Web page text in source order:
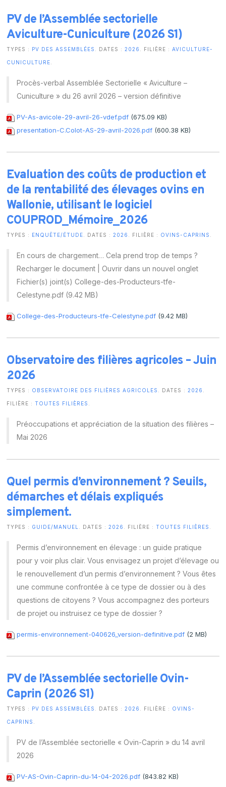
PV de l’Assemblée sectorielle
Aviculture-Cuniculture (2026 S1)
TYPES : PV DES ASSEMBLÉES . DATES :2026 . FILIÈRE :AVICULTURE-
CUNICULTURE
Procès-verbal Assemblée Sectorielle « Aviculture –
Cuniculture » du 26 avril 2026 – version définitive
PV-As-avicole-29-avril-26-vdef.pdf (675.09 KB)
presentation-C.Colot-AS-29-avril-2026.pdf (600.38 KB)
Evaluation des coûts de production et
de la rentabilité des élevages ovins en
Wallonie, utilisant le logiciel
COUPROD_Mémoire_2026
TYPES : ENQUÊTE/ÉTUDE . DATES :2026 . FILIÈRE : OVINS-CAPRINS
En cours de chargement… Cela prend trop de temps ?
Recharger le document | Ouvrir dans un nouvel onglet
Fichier(s) joint(s) College-des-Producteurs-tfe-
Celestyne.pdf (9.42 MB)
College-des-Producteurs-tfe-Celestyne.pdf (9.42 MB)
Observatoire des filières agricoles – Juin
2026
TYPES : OBSERVATOIRE DES FILIÈRES AGRICOLES . DATES :2026
FILIÈRE :TOUTES FILIÈRES
Préoccupations et appréciation de la situation des filières –
Mai 2026
Quel permis d’environnement ? Seuils,
démarches et délais expliqués
simplement.
TYPES : GUIDE/MANUEL . DATES :2026 . FILIÈRE :TOUTES FILIÈRES
Permis d’environnement en élevage : un guide pratique
pour y voir plus clair. Vous envisagez un projet d’élevage ou
le renouvellement d’un permis d’environnement ? Vous êtes
une commune confrontée à ce type de dossier ou à des
questions de citoyens ? Vous accompagnez des porteurs
de projet ou instruisez ce type de dossier ?
permis-environnement-040626_version-definitive.pdf (2 MB)
PV de l’Assemblée sectorielle Ovin-
Caprin (2026 S1)
TYPES : PV DES ASSEMBLÉES . DATES :2026 . FILIÈRE : OVINS-
CAPRINS
PV de l’Assemblée sectorielle « Ovin-Caprin » du 14 avril
2026
PV-AS-Ovin-Caprin-du-14-04-2026.pdf (843.82 KB)